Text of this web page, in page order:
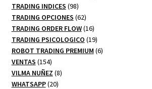
TRADING INDICES 9898
productos
TRADING OPCIONES 6262
productos
TRADING ORDER FLOW 1616
productos
TRADING PSICOLOGICO 1919
productos
ROBOT TRADING PREMIUM 66
VENTAS 154154
productos
VILMA NUÑEZ 88
WHATSAPP 2020